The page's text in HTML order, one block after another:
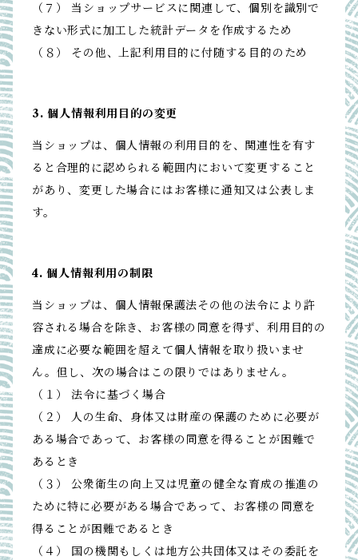
（７） 当ショップサービスに関連して、個別を識別で
きない形式に加工した統計データを作成するため
（８） その他、上記利用目的に付随する目的のため
3. 個人情報利用目的の変更
当ショップは、個人情報の利用目的を、関連性を有す
ると合理的に認められる範囲内において変更すること
があり、変更した場合にはお客様に通知又は公表しま
す。
4. 個人情報利用の制限
当ショップは、個人情報保護法その他の法令により許
容される場合を除き、お客様の同意を得ず、利用目的の
達成に必要な範囲を超えて個人情報を取り扱いませ
ん。但し、次の場合はこの限りではありません。
（１） 法令に基づく場合
（２） 人の生命、身体又は財産の保護のために必要が
ある場合であって、お客様の同意を得ることが困難で
あるとき
（３） 公衆衛生の向上又は児童の健全な育成の推進の
ために特に必要がある場合であって、お客様の同意を
得ることが困難であるとき
（４） 国の機関もしくは地方公共団体又はその委託を